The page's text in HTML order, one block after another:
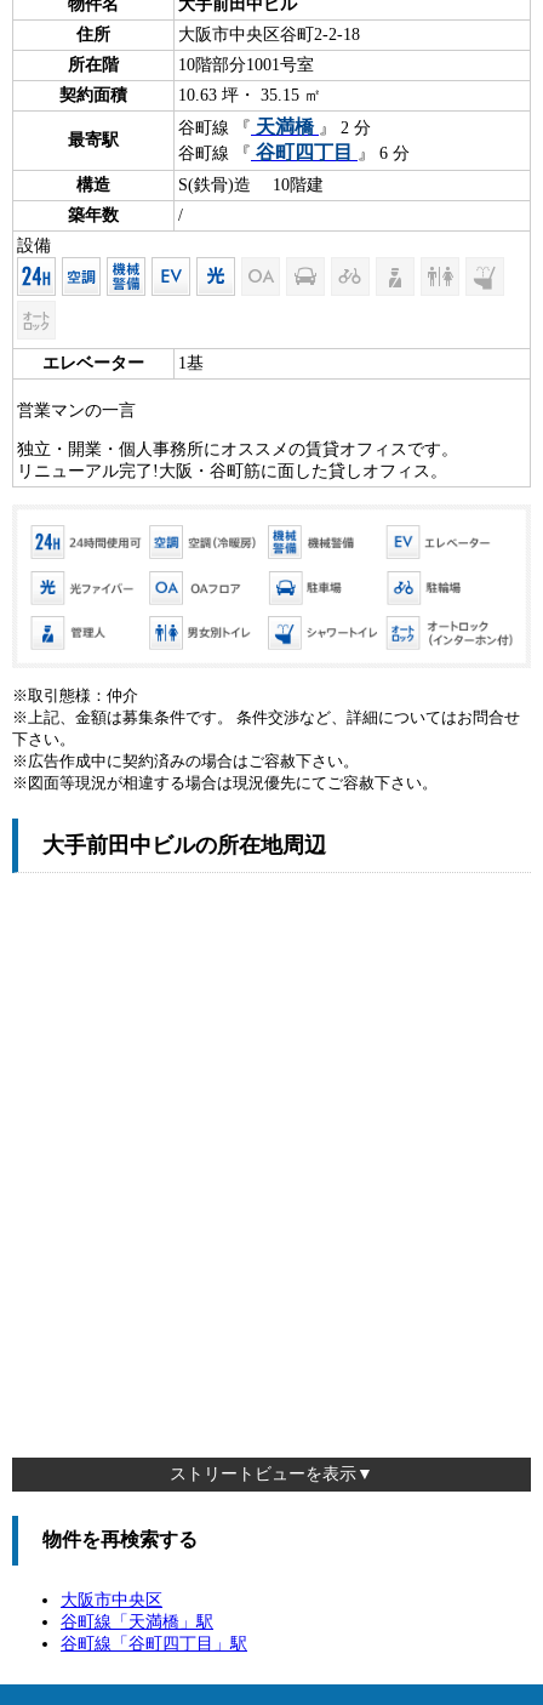
物件名
大手前田中ビル
住所
大阪市中央区谷町2-2-18
所在階
10階部分1001号室
契約面積
10.63 坪・ 35.15 ㎡
最寄駅
谷町線 『 天満橋 』 2 分
谷町線 『 谷町四丁目
』 6 分
構造
S(鉄骨)造 10階建
築年数
/
設備
エレベーター 1基
営業マンの一言
独立・開業・個人事務所にオススメの賃貸オフィスです。
リニューアル完了!大阪・谷町筋に面した貸しオフィス。
※取引態様：仲介
※上記、金額は募集条件です。 条件交渉など、詳細についてはお問合せ
下さい。
※広告作成中に契約済みの場合はご容赦下さい。
※図面等現況が相違する場合は現況優先にてご容赦下さい。
大手前田中ビルの所在地周辺
ストリートビューを表示▼
物件を再検索する
大阪市中央区
谷町線「 天満橋 」駅
谷町線「 谷町四丁目 」駅